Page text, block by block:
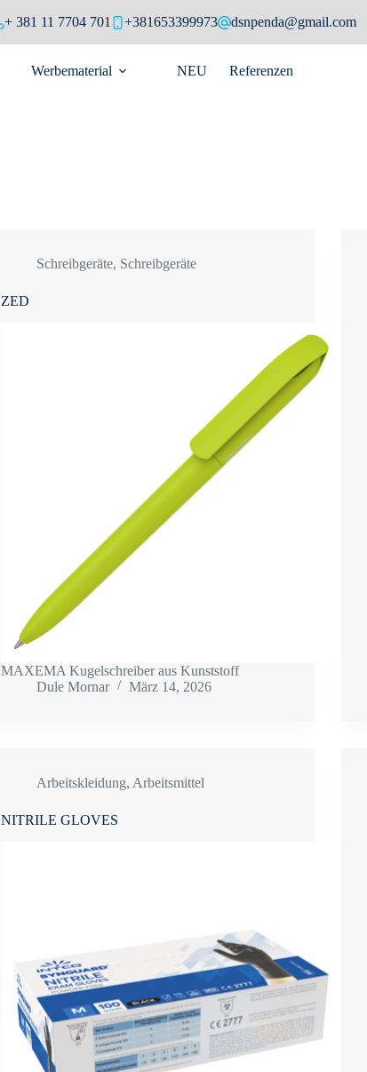
+ 381 11 7704 701 +381653399973 dsnpenda@gmail.com
Werbematerial NEU Referenzen
Schreibgeräte, Schreibgeräte
ZED
MAXEMA Kugelschreiber aus Kunststoff
Dule Mornar
März 14, 2026
Arbeitskleidung, Arbeitsmittel
NITRILE GLOVES